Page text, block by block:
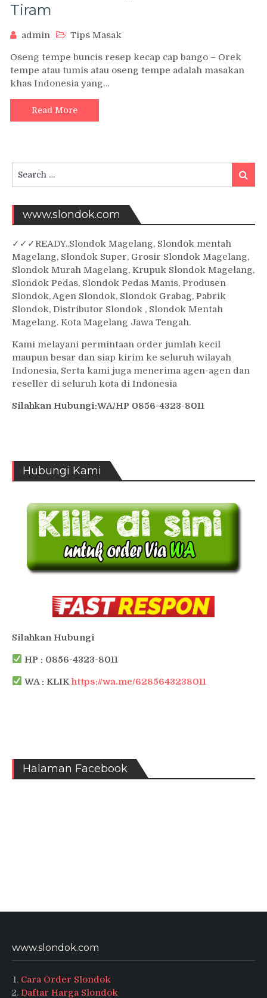
Tiram
admin Tips Masak
Oseng tempe buncis resep kecap cap bango – Orek
tempe atau tumis atau oseng tempe adalah masakan
khas Indonesia yang…
Read More
for:
Search
www.slondok.com
✓ ✓✓READY..Slondok Magelang, Slondok mentah
Magelang, Slondok Super, Grosir Slondok Magelang,
Slondok Murah Magelang, Krupuk Slondok Magelang,
Slondok Pedas, Slondok Pedas Manis, Produsen
Slondok, Agen Slondok, Slondok Grabag, Pabrik
Slondok, Distributor Slondok , Slondok Mentah
Magelang. Kota Magelang Jawa Tengah.
Kami melayani permintaan order jumlah kecil
maupun besar dan siap kirim ke seluruh wilayah
Indonesia, Serta kami juga menerima agen-agen dan
reseller di seluruh kota di Indonesia
Silahkan Hubungi:WA/HP 0856-4323-8011
Hubungi Kami
Silahkan Hubungi
HP : 0856-4323-8011
WA : KLIKhttps://wa.me/6285643238011
Halaman Facebook
www.slondok.com
Cara Order Slondok
Daftar Harga Slondok